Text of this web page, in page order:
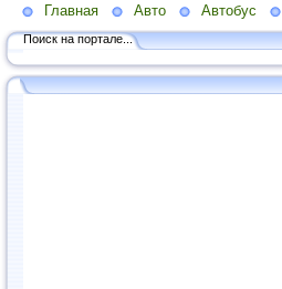
Главная Авто Автобус
Поиск на портале...